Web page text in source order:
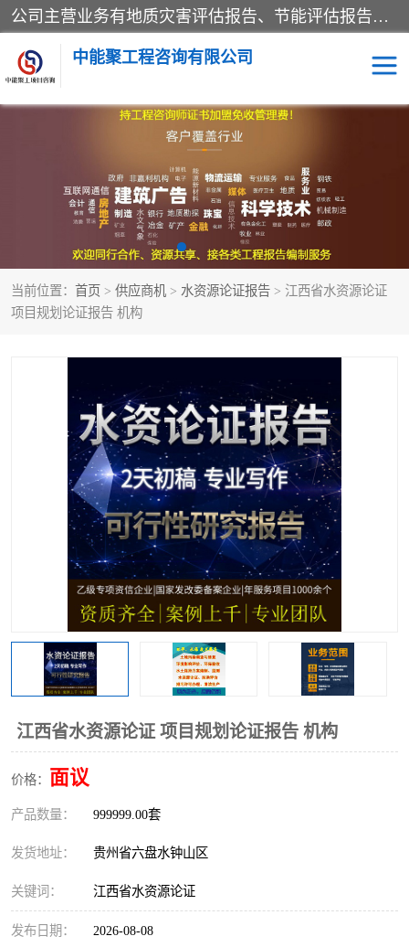
公司主营业务有地质灾害评估报告、节能评估报告、水土保持验收、水资源论证、土地复垦报告、项目可行性研究报告等。是经国家工商总局批准，在法律、法规、决定规定禁止的不得经营；法律、法规、决定规定应当许可（审批）的，经审批机关批准后凭许可（审批）文件经营;法律、法规，市场主体自主选择经营。
中能聚工程咨询有限公司
当前位置： 首页 > 供应商机 > 水资源论证报告 > 江西省水资源论证
项目规划论证报告 机构
江西省水资源论证 项目规划论证报告 机构
价格： 面议
产品数量： 999999.00套
发货地址： 贵州省六盘水钟山区
关键词： 江西省水资源论证
发布日期： 2026-08-08
水资源论证报告 土地复垦报告
地质灾害评估报告 工程项目验收报告
节能评估报告